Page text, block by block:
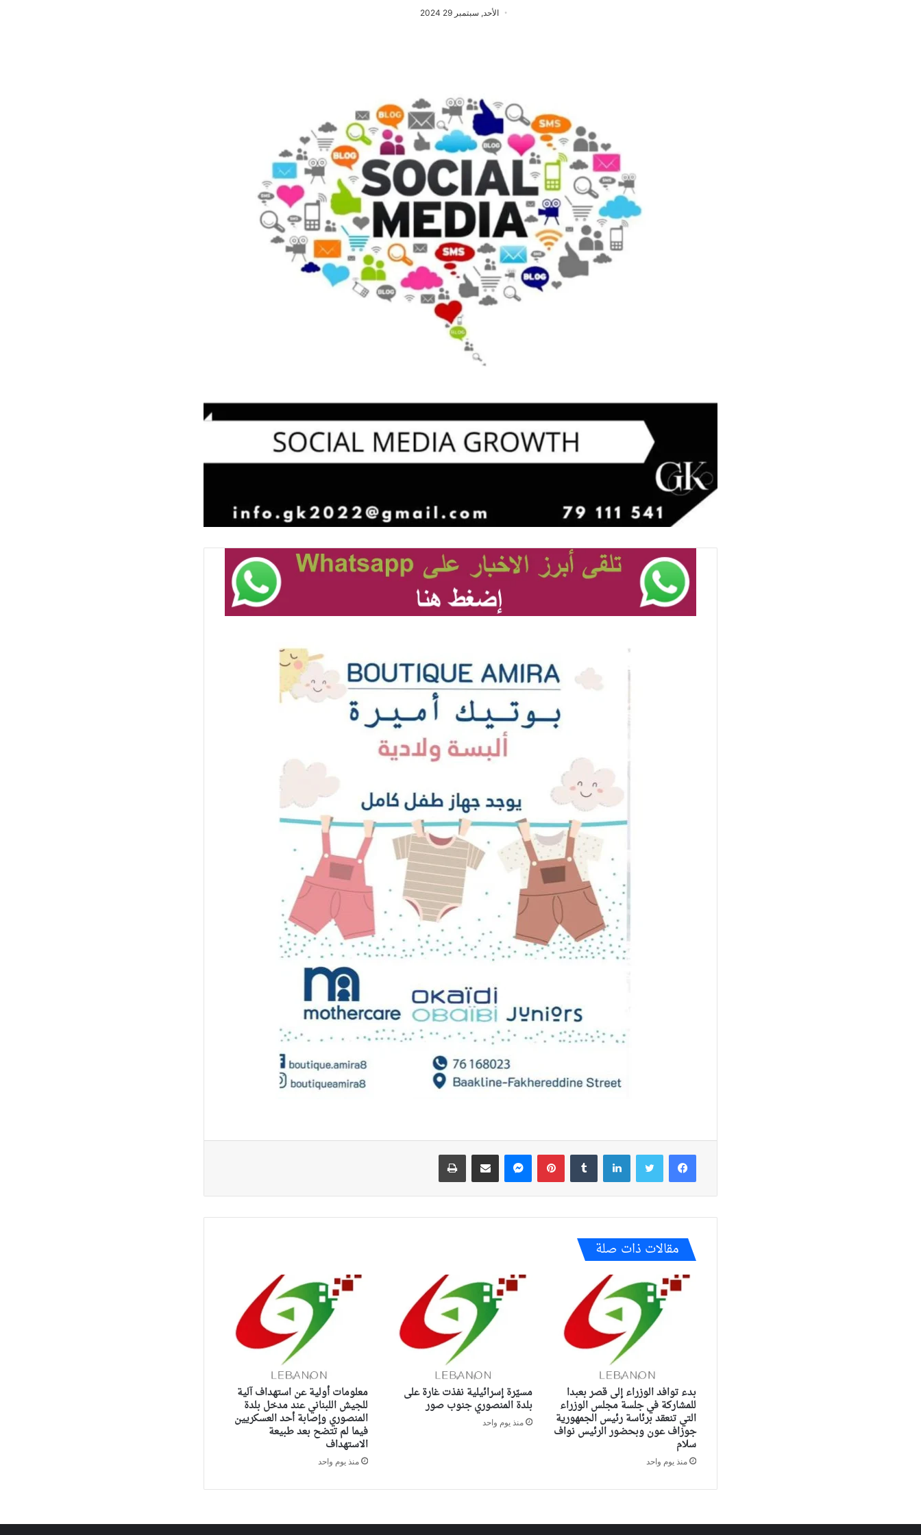
الأحد, سبتمبر 29 2024
فيسبوك تويتر لينكدإن بينتيريستماسنجر مشاركة عبر البريد طباعة
مقالات ذات صلة
بدء توافد الوزراء إلى قصر بعبدا
للمشاركة في جلسة مجلس الوزراء
التي تنعقد برئاسة رئيس الجمهورية
جوزاف عون وبحضور الرئيس نواف
سلام
منذ يوم واحد
مسيّرة إسرائيلية نفذت غارة على
بلدة المنصوري جنوب صور
منذ يوم واحد
معلومات أولية عن استهداف آلية
للجيش اللبناني عند مدخل بلدة
المنصوري وإصابة أحد العسكريين
فيما لم تتضح بعد طبيعة
الاستهداف
منذ يوم واحد